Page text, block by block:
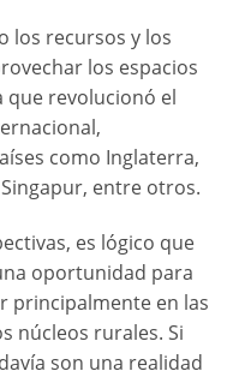
los recursos y los
los espacios
que revolucionó el
como Inglaterra,
entre otros.
es lógico que
oportunidad para
principalmente en las
núcleos rurales. Si
son una realidad